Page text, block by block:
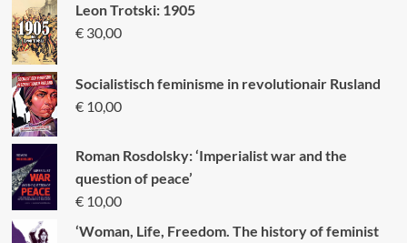
Leon Trotski: 1905
€30,00
Socialistisch feminisme in revolutionair Rusland
€10,00
Roman Rosdolsky: ‘Imperialist war and the
question of peace’
€10,00
‘Woman, Life, Freedom. The history of feminist